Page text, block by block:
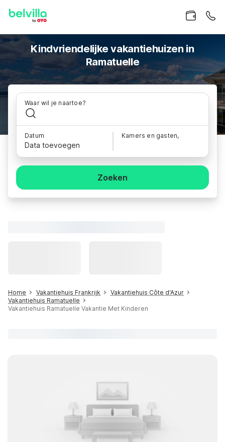
Kindvriendelijke vakantiehuizen in
Ramatuelle
Waar wil je naartoe?
Datum
Data toevoegen
Kamers en gasten,
Zoeken
Home Vakantiehuis Frankrijk
Vakantiehuis Côte d'Azur
Vakantiehuis Ramatuelle
Vakantiehuis Ramatuelle Vakantie Met Kinderen